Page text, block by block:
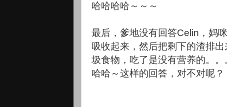
哈哈哈哈～～～
最后，爹地没有回答Celin，妈
吸收起来，然后把剩下的渣排
圾食物，吃了是没有营养的。。
哈哈～这样的回答，对不对呢？